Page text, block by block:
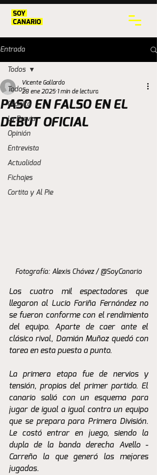
Entrada
Todos
Crónica
La Previa
Opinión
Entrevista
Actualidad
Fichajes
Cortita y Al Pie
Todos
PASO EN FALSO EN EL
DEBUT OFICIAL
Vicente Gallardo
28 ene 2025 1 min de lectura
Fotografía: Alexis Chávez / @SoyCanario
Los cuatro mil espectadores que
llegaron al Lucio Fariña Fernández no
se fueron conforme con el rendimiento
del equipo. Aparte de caer ante el
clásico rival, Damián Muñoz quedó con
tarea en esta puesta a punto.
La primera etapa fue de nervios y
tensión, propias del primer partido. El
canario salió con un esquema para
jugar de igual a igual contra un equipo
que se prepara para Primera División.
Le costó entrar en juego, siendo la
dupla de la banda derecha Avello -
Carreño la que generó las mejores
jugadas.